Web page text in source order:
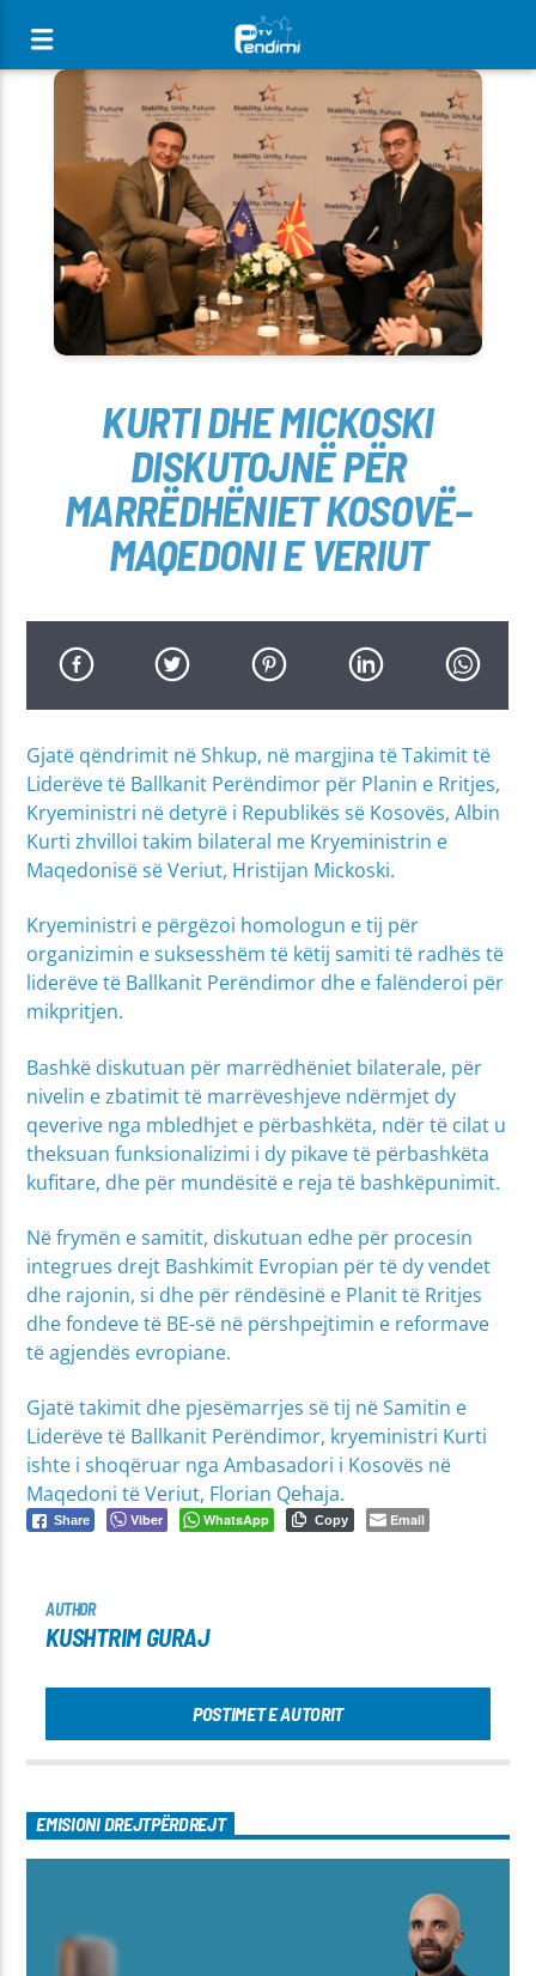
[There are no radio stations in the database]
KURTI DHE MICKOSKI
DISKUTOJNË PËR
MARRËDHËNIET KOSOVË–
MAQEDONI E VERIUT
Gjatë qëndrimit në Shkup, në margjina të Takimit të
Liderëve të Ballkanit Perëndimor për Planin e Rritjes,
Kryeministri në detyrë i Republikës së Kosovës, Albin
Kurti zhvilloi takim bilateral me Kryeministrin e
Maqedonisë së Veriut, Hristijan Mickoski.
Kryeministri e përgëzoi homologun e tij për
organizimin e suksesshëm të këtij samiti të radhës të
liderëve të Ballkanit Perëndimor dhe e falënderoi për
mikpritjen.
Bashkë diskutuan për marrëdhëniet bilaterale, për
nivelin e zbatimit të marrëveshjeve ndërmjet dy
qeverive nga mbledhjet e përbashkëta, ndër të cilat u
theksuan funksionalizimi i dy pikave të përbashkëta
kufitare, dhe për mundësitë e reja të bashkëpunimit.
Në frymën e samitit, diskutuan edhe për procesin
integrues drejt Bashkimit Evropian për të dy vendet
dhe rajonin, si dhe për rëndësinë e Planit të Rritjes
dhe fondeve të BE-së në përshpejtimin e reformave
të agjendës evropiane.
Gjatë takimit dhe pjesëmarrjes së tij në Samitin e
Liderëve të Ballkanit Perëndimor, kryeministri Kurti
ishte i shoqëruar nga Ambasadori i Kosovës në
Maqedoni të Veriut, Florian Qehaja.
Share Viber WhatsApp Copy Email
AUTHOR
KUSHTRIM GURAJ
POSTIMET E AUTORIT
EMISIONI DREJTPËRDREJT